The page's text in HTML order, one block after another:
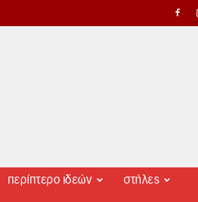
περίπτερο ιδεών στήλες